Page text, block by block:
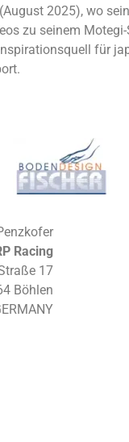
2025), wo
zu seinem
für
Racing
17
Böhlen